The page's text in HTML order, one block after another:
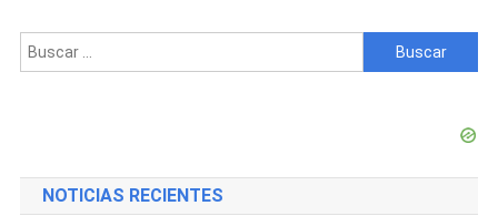
Buscar:
NOTICIAS RECIENTES